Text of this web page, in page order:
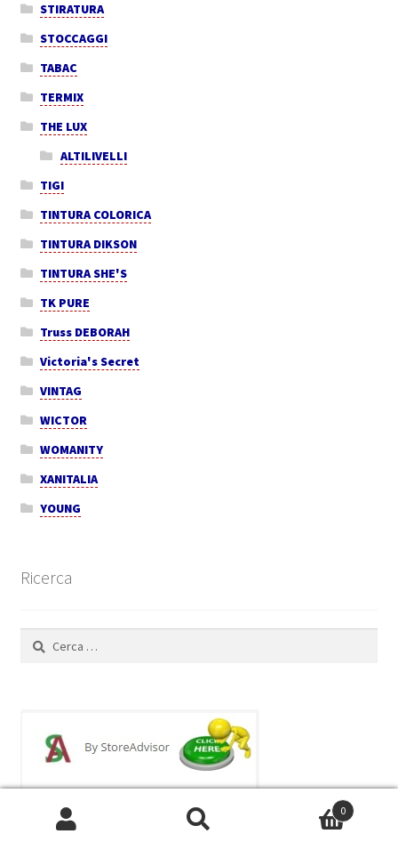
STIRATURA
STOCCAGGI
TABAC
TERMIX
THE LUX
ALTILIVELLI
TIGI
TINTURA COLORICA
TINTURA DIKSON
TINTURA SHE'S
TK PURE
Truss DEBORAH
Victoria's Secret
VINTAG
WICTOR
WOMANITY
XANITALIA
YOUNG
Ricerca
Ricerca
0